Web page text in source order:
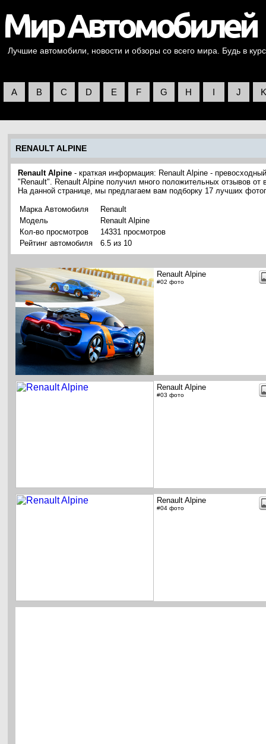
Лучшие автомобили, новости и обзоры со всего мира. Будь в
A B C D E F G H I J K
RENAULT ALPINE
Renault Alpine - краткая информация: Renault Alpine -
"Renault". Renault Alpine получил много положительных отзывов от
На данной странице, мы предлагаем вам подборку 17 лучших
Марка Автомобиля
Renault
Модель
Renault Alpine
Кол-во просмотров
14331 просмотров
Рейтинг автомобиля
6.5 из 10
Renault Alpine
#02 фото
Renault Alpine
#03 фото
Renault Alpine
#04 фото